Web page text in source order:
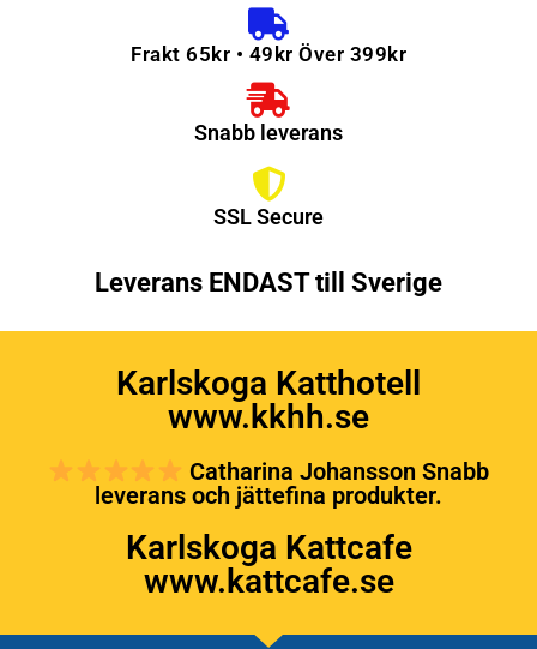
Frakt 65kr • 49kr Över 399kr
Snabb leverans
SSL Secure
Leverans ENDAST till Sverige
Karlskoga Katthotell
www.kkhh.se
Catharina Johansson Snabb
leverans och jättefina produkter.
Karlskoga Kattcafe
www.kattcafe.se